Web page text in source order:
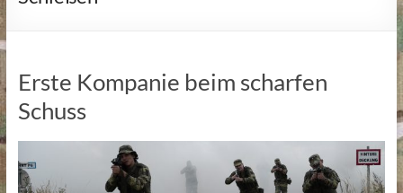
Erste Kompanie beim scharfen
Schuss